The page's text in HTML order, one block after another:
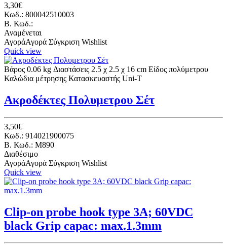
3,30€
Κωδ.: 800042510003
B. Κωδ.:
Αναμένεται
ΑγοράΑγορά Σύγκριση Wishlist
Quick view
Βάρος 0.06 kg Διαστάσεις 2.5 χ 2.5 χ 16 cm Είδος πολύμετρου
Καλώδια μέτρησης Κατασκευαστής Uni-T
Ακροδέκτες Πολυμετρου Σέτ
3,50€
Κωδ.: 914021900075
B. Κωδ.: M890
Διαθέσιμο
ΑγοράΑγορά Σύγκριση Wishlist
Quick view
Clip-on probe hook type 3A; 60VDC
black Grip capac: max.1.3mm